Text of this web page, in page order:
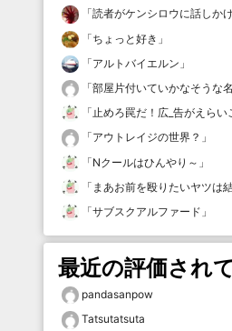
「読者がケンシロウに話しか
「ちょっと好き 」
「アルトバイエルン 」
「部屋片付いていかなそうな
「止めろ罠だ！広_告がえらい
「アウトレイジの世界？ 」
「Nクールはひんやり～ 」
「 まあお前を殴りたいヤツは
「サブスクアルファード 」
最近の評価され
pandasanpow
Tatsutatsuta